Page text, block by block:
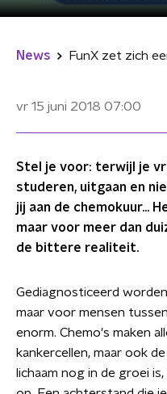
News
vr 15 juni 2018 07:00
Stel je voor: terwijl je
studeren, uitgaan en
jij aan de chemokuur...
maar voor meer dan
de bittere realiteit.
Gediagnosticeerd
maar voor mensen
enorm. Chemo's maken
kankercellen, maar ook
lichaam nog in de groei